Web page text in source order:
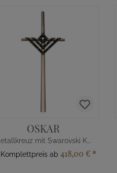
OSKAR
Metallkreuz mit Swarovski Kristallen
Komplettpreis ab 418,00 € *